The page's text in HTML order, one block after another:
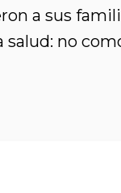
a sus
no